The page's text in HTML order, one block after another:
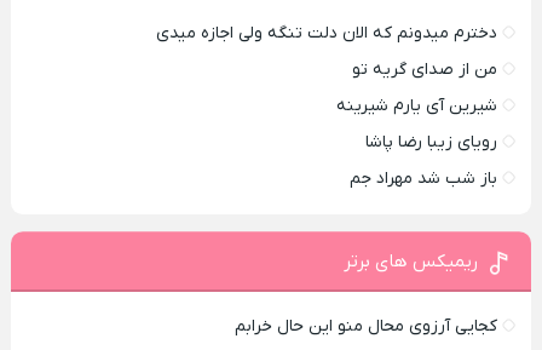
دخترم میدونم که الان دلت تنگه ولی اجازه میدی
من از صدای گريه تو
شیرین آی یارم شیرینه
رویای زیبا رضا پاشا
باز شب شد مهراد جم
ریمیکس های برتر
کجایی آرزوی محال منو این حال خرابم